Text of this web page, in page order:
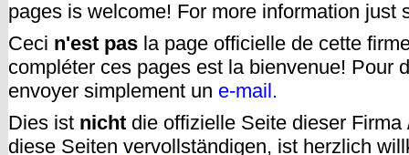
pages is welcome! For more information just
Ceci n'est pas la page officielle de cette
compléter ces pages est la bienvenue! Pour
envoyer simplement un e-mail.
Dies ist nicht die offizielle Seite dieser
diese Seiten vervollständigen, ist herzlich